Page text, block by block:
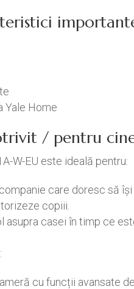
Yale Home
/ pentru
W-EU este ideală pentru:
care doresc să
copiii.
asupra casei în timp ce
cu funcții avansate